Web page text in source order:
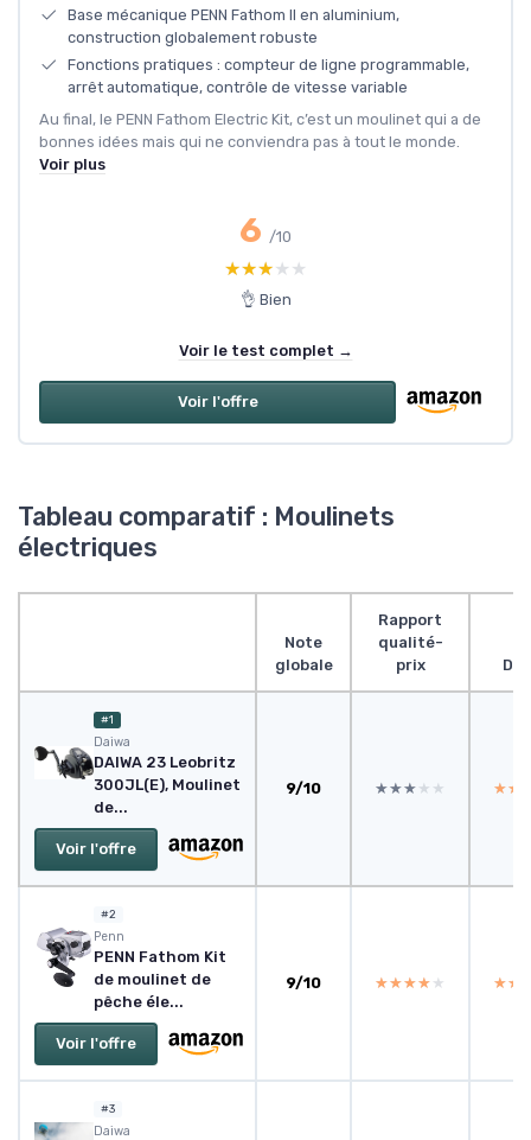
Base mécanique PENN Fathom II en aluminium,
construction globalement robuste
Fonctions pratiques : compteur de ligne programmable,
arrêt automatique, contrôle de vitesse variable
Au final, le PENN Fathom Electric Kit, c’est un moulinet qui a de
bonnes idées mais qui ne conviendra pas à tout le monde.
Voir plus
6 /10
★★★★★
★★★★★
👌 Bien
Voir le test complet →
Voir l'offre
Tableau comparatif : Moulinets
électriques
Note
globale
Rapport
qualité-
prix
#1
Daiwa
DAIWA 23 Leobritz
300JL(E), Moulinet
de...
Voir l'offre
9/10 ★★★★★
★★★★★
#2
Penn
PENN Fathom Kit
de moulinet de
pêche éle...
Voir l'offre
9/10 ★★★★★
★★★★★
#3
Daiwa